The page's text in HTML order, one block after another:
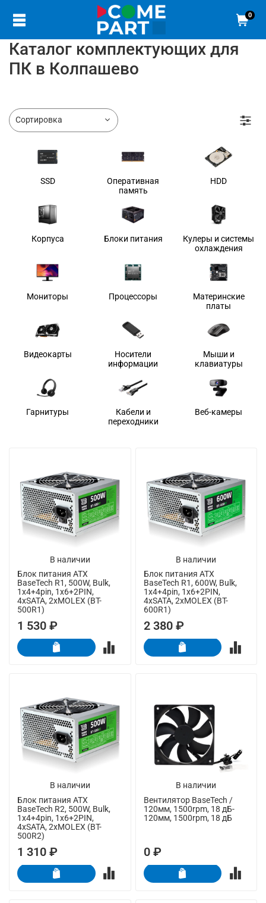
0
Каталог комплектующих для
ПК в Колпашево
SSD
Оперативная
память
HDD
Корпуса Блоки питания
Кулеры и системы
охлаждения
Мониторы Процессоры
Материнские
платы
Видеокарты
Носители
информации
Мыши и
клавиатуры
Гарнитуры
Кабели и
переходники
Веб-камеры
В наличии
Блок питания ATX
BaseTech R1, 500W, Bulk,
1x4+4pin, 1x6+2PIN,
4xSATA, 2xMOLEX (BT-
500R1)
1 530 ₽
В наличии
Блок питания ATX
BaseTech R1, 600W, Bulk,
1x4+4pin, 1x6+2PIN,
4xSATA, 2xMOLEX (BT-
600R1)
2 380 ₽
В наличии
Блок питания ATX
BaseTech R2, 500W, Bulk,
1x4+4pin, 1x6+2PIN,
4xSATA, 2xMOLEX (BT-
500R2)
1 310 ₽
В наличии
Вентилятор BaseTech /
120мм, 1500rpm, 18 дБ-
120мм, 1500rpm, 18 дБ
0 ₽